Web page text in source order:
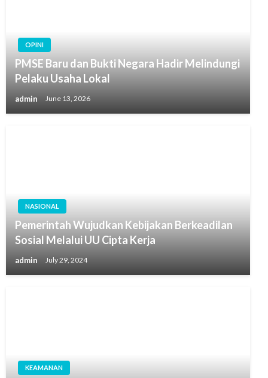
OPINI
PMSE Baru dan Bukti Negara Hadir Melindungi
Pelaku Usaha Lokal
admin June 13, 2026
NASIONAL
Pemerintah Wujudkan Kebijakan Berkeadilan
Sosial Melalui UU Cipta Kerja
admin July 29, 2024
KEAMANAN